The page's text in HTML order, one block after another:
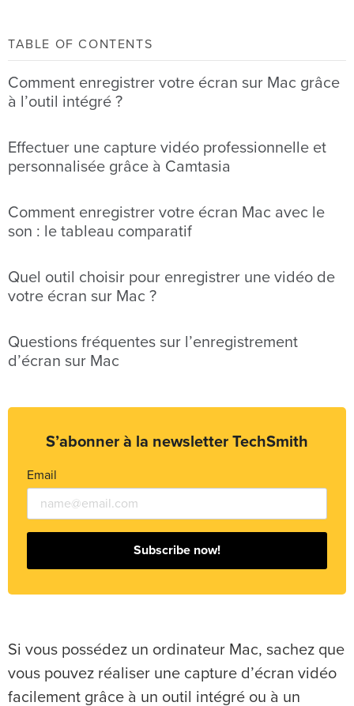
TABLE OF CONTENTS
Comment enregistrer votre écran sur Mac grâce
à l’outil intégré ?
Effectuer une capture vidéo professionnelle et
personnalisée grâce à Camtasia
Comment enregistrer votre écran Mac avec le
son : le tableau comparatif
Quel outil choisir pour enregistrer une vidéo de
votre écran sur Mac ?
Questions fréquentes sur l’enregistrement
d’écran sur Mac
S’abonner à la newsletter TechSmith
Email
Subscribe now!
Si vous possédez un ordinateur Mac, sachez que
vous pouvez réaliser une capture d’écran vidéo
facilement grâce à un outil intégré ou à un